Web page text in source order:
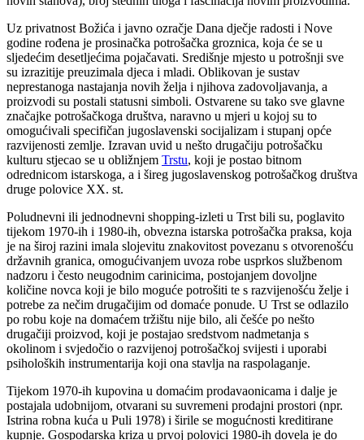
Uz privatnost Božića i javno ozračje Dana dječje radosti i Nove
godine rođena je prosinačka potrošačka groznica, koja će se u
sljedećim desetljećima pojačavati. Središnje mjesto u potrošnji sve
su izrazitije preuzimala djeca i mladi. Oblikovan je sustav
neprestanoga nastajanja novih želja i njihova zadovoljavanja, a
proizvodi su postali statusni simboli. Ostvarene su tako sve glavne
značajke potrošačkoga društva, naravno u mjeri u kojoj su to
omogućivali specifičan jugoslavenski socijalizam i stupanj opće
razvijenosti zemlje. Izravan uvid u nešto drugačiju potrošačku
kulturu stjecao se u obližnjem Trstu, koji je postao bitnom
odrednicom istarskoga, a i šireg jugoslavenskog potrošačkog društva
druge polovice XX. st.
Poludnevni ili jednodnevni shopping-izleti u Trst bili su, poglavito
tijekom 1970-ih i 1980-ih, obvezna istarska potrošačka praksa, koja
je na široj razini imala slojevitu znakovitost povezanu s otvorenošću
državnih granica, omogućivanjem uvoza robe usprkos službenom
nadzoru i često neugodnim carinicima, postojanjem dovoljne
količine novca koji je bilo moguće potrošiti te s razvijenošću želje i
potrebe za nečim drugačijim od domaće ponude. U Trst se odlazilo
po robu koje na domaćem tržištu nije bilo, ali češće po nešto
drugačiji proizvod, koji je postajao sredstvom nadmetanja s
okolinom i svjedočio o razvijenoj potrošačkoj svijesti i uporabi
psiholoških instrumentarija koji ona stavlja na raspolaganje.
Tijekom 1970-ih kupovina u domaćim prodavaonicama i dalje je
postajala udobnijom, otvarani su suvremeni prodajni prostori (npr.
Istrina robna kuća u Puli 1978) i širile se mogućnosti kreditirane
kupnje. Gospodarska kriza u prvoj polovici 1980-ih dovela je do